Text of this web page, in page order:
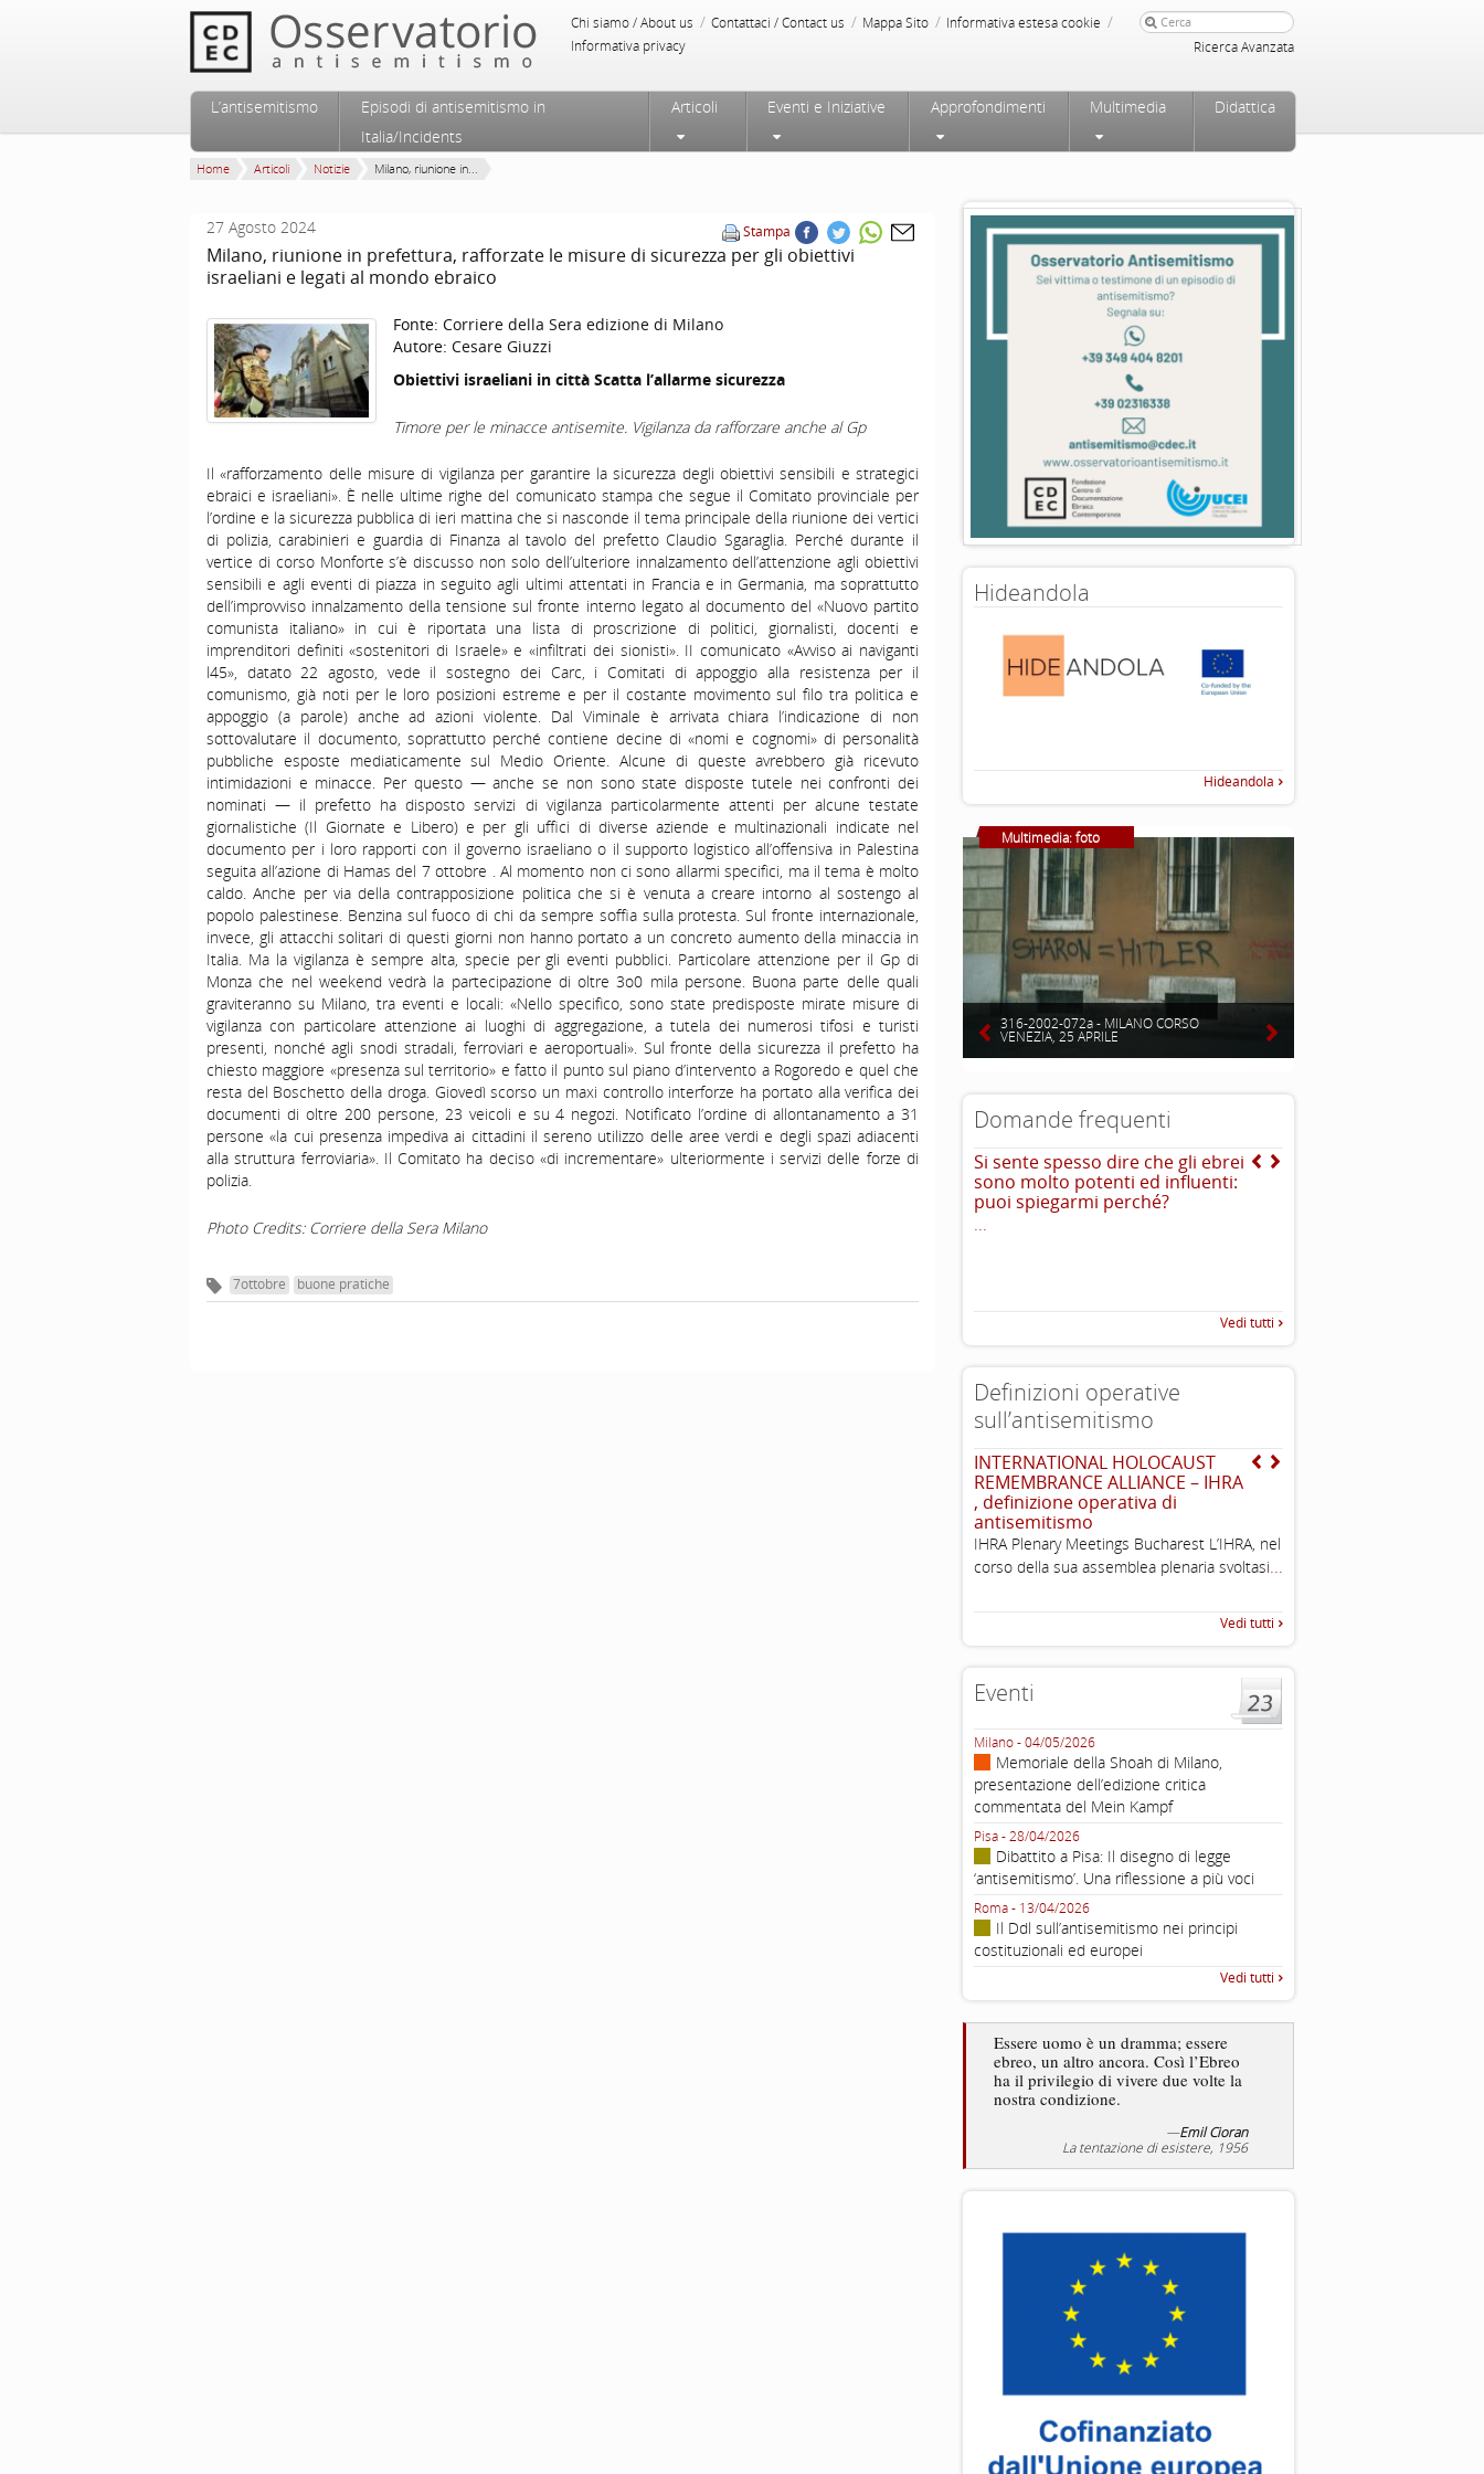
Chi siamo / About us / Contattaci / Contact us / Mappa Sito / Informativa estesa cookie /
Informativa privacy Ricerca Avanzata
Menu principale
Vai al contenuto principale
Vai al contenuto secondario
L’antisemitismo
Episodi di antisemitismo in
Italia/Incidents
Articoli Eventi e Iniziative Approfondimenti Multimedia Didattica
Home Articoli Notizie Milano, riunione in...
Stampa
27 Agosto 2024
Milano, riunione in prefettura, rafforzate le misure di sicurezza per gli obiettivi
israeliani e legati al mondo ebraico
Fonte: Corriere della Sera edizione di Milano
Autore: Cesare Giuzzi
Obiettivi israeliani in città Scatta l’allarme sicurezza
Timore per le minacce antisemite. Vigilanza da rafforzare anche al Gp
Il «rafforzamento delle misure di vigilanza per garantire la sicurezza degli obiettivi sensibili e strategici
ebraici e israeliani». È nelle ultime righe del comunicato stampa che segue il Comitato provinciale per
l’ordine e la sicurezza pubblica di ieri mattina che si nasconde il tema principale della riunione dei vertici
di polizia, carabinieri e guardia di Finanza al tavolo del prefetto Claudio Sgaraglia. Perché durante il
vertice di corso Monforte s’è discusso non solo dell’ulteriore innalzamento dell’attenzione agli obiettivi
sensibili e agli eventi di piazza in seguito agli ultimi attentati in Francia e in Germania, ma soprattutto
dell’improvviso innalzamento della tensione sul fronte interno legato al documento del «Nuovo partito
comunista italiano» in cui è riportata una lista di proscrizione di politici, giornalisti, docenti e
imprenditori definiti «sostenitori di Israele» e «infiltrati dei sionisti». II comunicato «Avviso ai naviganti
l45», datato 22 agosto, vede il sostegno dei Carc, i Comitati di appoggio alla resistenza per il
comunismo, già noti per le loro posizioni estreme e per il costante movimento sul filo tra politica e
appoggio (a parole) anche ad azioni violente. Dal Viminale è arrivata chiara l’indicazione di non
sottovalutare il documento, soprattutto perché contiene decine di «nomi e cognomi» di personalità
pubbliche esposte mediaticamente sul Medio Oriente. Alcune di queste avrebbero già ricevuto
intimidazioni e minacce. Per questo — anche se non sono state disposte tutele nei confronti dei
nominati — il prefetto ha disposto servizi di vigilanza particolarmente attenti per alcune testate
giornalistiche (Il Giornate e Libero) e per gli uffici di diverse aziende e multinazionali indicate nel
documento per i loro rapporti con il governo israeliano o il supporto logistico all’offensiva in Palestina
seguita all’azione di Hamas del 7 ottobre . Al momento non ci sono allarmi specifici, ma il tema è molto
caldo. Anche per via della contrapposizione politica che si è venuta a creare intorno al sostengo al
popolo palestinese. Benzina sul fuoco di chi da sempre soffia sulla protesta. Sul fronte internazionale,
invece, gli attacchi solitari di questi giorni non hanno portato a un concreto aumento della minaccia in
Italia. Ma la vigilanza è sempre alta, specie per gli eventi pubblici. Particolare attenzione per il Gp di
Monza che nel weekend vedrà la partecipazione di oltre 3o0 mila persone. Buona parte delle quali
graviteranno su Milano, tra eventi e locali: «Nello specifico, sono state predisposte mirate misure di
vigilanza con particolare attenzione ai luoghi di aggregazione, a tutela dei numerosi tifosi e turisti
presenti, nonché agli snodi stradali, ferroviari e aeroportuali». Sul fronte della sicurezza il prefetto ha
chiesto maggiore «presenza sul territorio» e fatto il punto sul piano d’intervento a Rogoredo e quel che
resta del Boschetto della droga. Giovedì scorso un maxi controllo interforze ha portato alla verifica dei
documenti di oltre 200 persone, 23 veicoli e su 4 negozi. Notificato l’ordine di allontanamento a 31
persone «la cui presenza impediva ai cittadini il sereno utilizzo delle aree verdi e degli spazi adiacenti
alla struttura ferroviaria». Il Comitato ha deciso «di incrementare» ulteriormente i servizi delle forze di
polizia.
Photo Credits: Corriere della Sera Milano
7ottobre buone pratiche
Hideandola
Hideandola
Multimedia: foto
316-2002-072a - MILANO CORSO
VENEZIA, 25 APRILE
Domande frequenti
Si sente spesso dire che gli ebrei
sono molto potenti ed influenti:
puoi spiegarmi perché?
...
Vedi tutti
Definizioni operative
sull’antisemitismo
INTERNATIONAL HOLOCAUST
REMEMBRANCE ALLIANCE – IHRA
, definizione operativa di
antisemitismo
IHRA Plenary Meetings Bucharest L’IHRA, nel
corso della sua assemblea plenaria svoltasi...
Vedi tutti
Eventi
Milano - 04/05/2026
Memoriale della Shoah di Milano,
presentazione dell’edizione critica
commentata del Mein Kampf
Pisa - 28/04/2026
Dibattito a Pisa: Il disegno di legge
‘antisemitismo’. Una riflessione a più voci
Roma - 13/04/2026
Il Ddl sull’antisemitismo nei principi
costituzionali ed europei
Vedi tutti
Essere uomo è un dramma; essere
ebreo, un altro ancora. Così l’Ebreo
ha il privilegio di vivere due volte la
nostra condizione.
—Emil Cioran
La tentazione di esistere, 1956